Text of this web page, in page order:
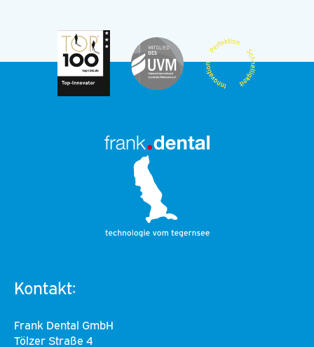
Kontakt:
Frank Dental GmbH
Tölzer Straße 4